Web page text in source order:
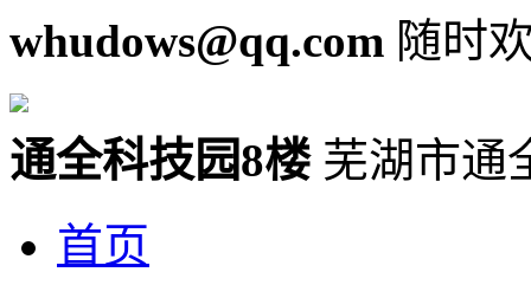
whudows@qq.com 随时
通全科技园8楼 芜湖市通
首页